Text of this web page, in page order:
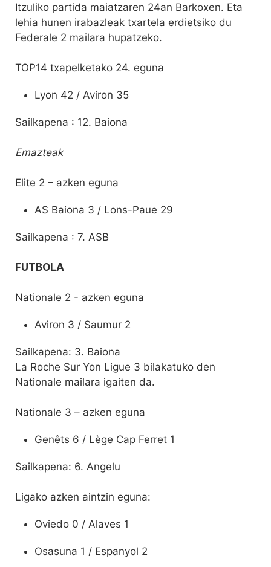
Itzuliko partida maiatzaren 24an Barkoxen. Eta
lehia hunen irabazleak txartela erdietsiko du
Federale 2 mailara hupatzeko.
TOP14 txapelketako 24. eguna
Lyon 42 / Aviron 35
Sailkapena : 12. Baiona
Emazteak
Elite 2 – azken eguna
AS Baiona 3 / Lons-Paue 29
Sailkapena : 7. ASB
FUTBOLA
Nationale 2 - azken eguna
Aviron 3 / Saumur 2
Sailkapena: 3. Baiona
La Roche Sur Yon Ligue 3 bilakatuko den
Nationale mailara igaiten da.
Nationale 3 – azken eguna
Genêts 6 / Lège Cap Ferret 1
Sailkapena: 6. Angelu
Ligako azken aintzin eguna:
Oviedo 0 / Alaves 1
Osasuna 1 / Espanyol 2